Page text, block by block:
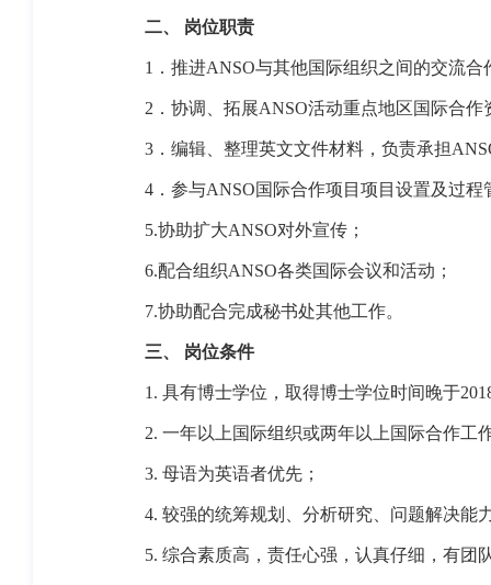
二、 岗位职责
1． 推进ANSO与其他国际组织之间的交流合
2． 协调、拓展ANSO活动重点地区国际合作
3． 编辑、整理英文文件材料，负责承担
4． 参与ANSO国际合作项目项目设置及过程
5.协助扩大ANSO对外宣传；
6.配合组织ANSO各类国际会议和活动；
7.协助配合完成秘书处其他工作。
三、 岗位条件
1. 具有博士学位，取得博士学位时间晚于
2. 一年以上国际组织或两年以上国际合作工
3. 母语为英语者优先；
4. 较强的统筹规划、分析研究、问题解决能
5. 综合素质高，责任心强，认真仔细，有团